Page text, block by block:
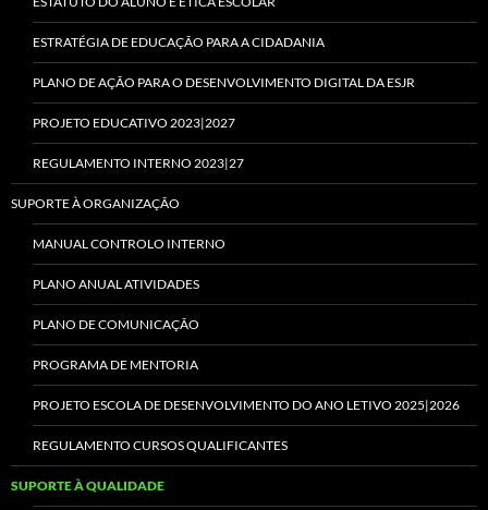
ESTRATÉGIA DE EDUCAÇÃO PARA A CIDADANIA
PLANO DE AÇÃO PARA O DESENVOLVIMENTO DIGITAL DA ESJR
PROJETO EDUCATIVO 2023|2027
REGULAMENTO INTERNO 2023|27
SUPORTE À ORGANIZAÇÃO
MANUAL CONTROLO INTERNO
PLANO ANUAL ATIVIDADES
PLANO DE COMUNICAÇÃO
PROGRAMA DE MENTORIA
PROJETO ESCOLA DE DESENVOLVIMENTO DO ANO LETIVO 2025|2026
REGULAMENTO CURSOS QUALIFICANTES
SUPORTE À QUALIDADE